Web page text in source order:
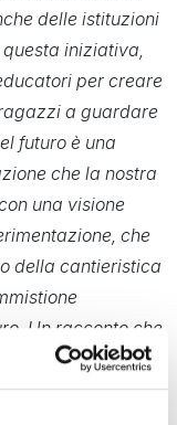
delle istituzioni
iniziativa,
per creare
a guardare
futuro è una
che la nostra
una visione
che
della cantieristica
Un racconto che
il Salone
ma un